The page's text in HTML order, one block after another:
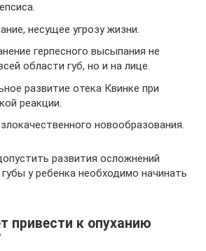
несущее угрозу жизни.
герпесного высыпания не
области губ, но и на лице.
развитие отека Квинке при
реакции.
новообразования.
развития осложнений
у ребенка необходимо начинать
привести к опуханию